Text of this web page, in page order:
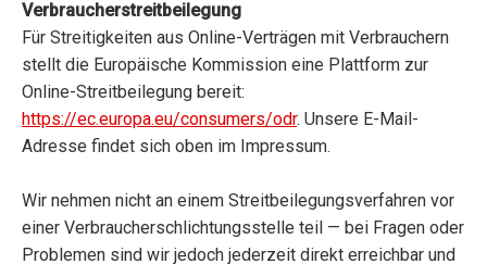
Verbraucherstreitbeilegung
Für Streitigkeiten aus Online-Verträgen mit Verbrauchern
stellt die Europäische Kommission eine Plattform zur
Online-Streitbeilegung bereit:
https://ec.europa.eu/consumers/odr. Unsere E-Mail-
Adresse findet sich oben im Impressum.
Wir nehmen nicht an einem Streitbeilegungsverfahren vor
einer Verbraucherschlichtungsstelle teil — bei Fragen oder
Problemen sind wir jedoch jederzeit direkt erreichbar und